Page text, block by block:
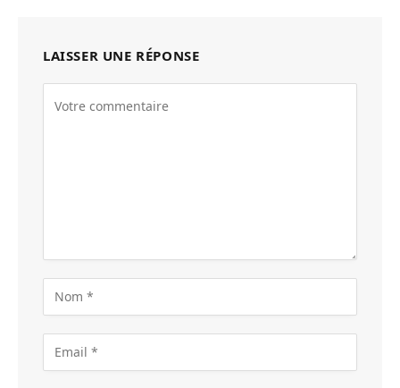
LAISSER UNE RÉPONSE